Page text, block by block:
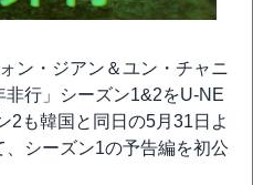
ン・ジアン＆ユン・チャニ
非行」シーズン1&2をU-NE
2も韓国と同日の5月31日よ
シーズン1の予告編を初公